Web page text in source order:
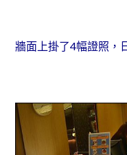
牆面上掛了4幅證照，